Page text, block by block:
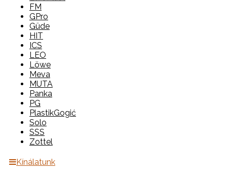
FM
GPro
Güde
HIT
ICS
LEO
Löwe
Meva
MUTA
Panka
PG
PlastikGogić
Solo
SSS
Zottel
Kínálatunk